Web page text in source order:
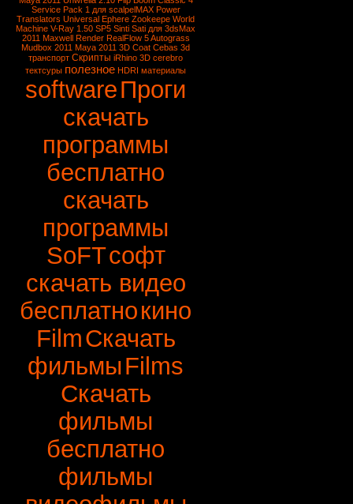
Service Pack 1 для scalpelMAX Power
Translators Universal Ephere Zookeepe World
Machine V-Ray 1.50 SP5 Sinti Sati для 3dsMax
2011 Maxwell Render RealFlow 5Autograss
Mudbox 2011 Maya 2011 3D Coat Cebas 3d
транспорт Скрипты iRhino 3D cerebro
тектсуры полезное HDRI материалы
softwareПроги
скачать
программы
бесплатно
скачать
программы
SoFTсофт
скачать видео
бесплатнокино
FilmСкачать
фильмыFilms
Скачать
фильмы
бесплатно
фильмы